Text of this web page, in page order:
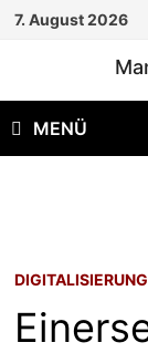
Zum
7. August 2026
MENÜ
DIGITALISIERUNG